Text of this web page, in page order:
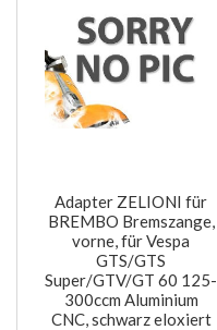
Adapter ZELIONI für
BREMBO Bremszange,
vorne, für Vespa
GTS/GTS
Super/GTV/GT 60 125-
300ccm Aluminium
CNC, schwarz eloxiert